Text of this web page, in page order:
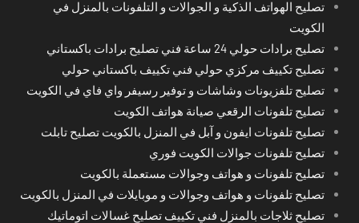
تصليح الهواتف الذكية و الجوالات و التلفونات بالمنزل في
الكويت
تصليح برادات حولي 24 ساعة فني تصليح برادات باكستاني
تصليح تكييف مركزي حولي فني تكييف باكستاني حولي
تصليح تلفزيونات وشاشات و توفير رسيفر واي فاي في الكويت
تصليح تلفونات الرقعي صيانة هواتف الكويت
تصليح تلفونات ايفون و آبل في المنزل بالكويت تصليح تابلت
تصليح تلفونات جوالات الكويت فوري
تصليح تلفونات و هواتف وجوالات مستعملة بالكويت
تصليح تلفونات و هواتف وجوالات و موبايلات في المنزل بالكويت
تصليح ثلاجات بالمنزل فني تكييف تصليح غسالات اتوماتيك